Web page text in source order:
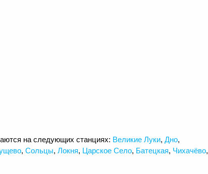
на следующих станциях: Великие Луки, Дно,
, Сольцы, Локня, Царское Село, Батецкая, Чихачёво,